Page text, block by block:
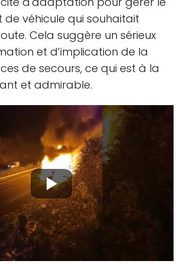
véhicule qui souhaitait
Cela suggère un sérieux
et d’implication de la
de secours, ce qui est à la
et admirable.